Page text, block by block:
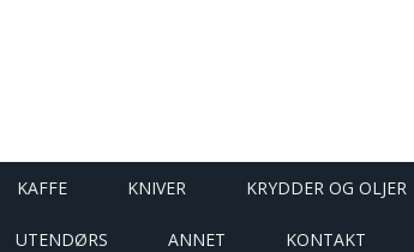
KAFFE KNIVER KRYDDER OG OLJER
UTENDØRS ANNET KONTAKT